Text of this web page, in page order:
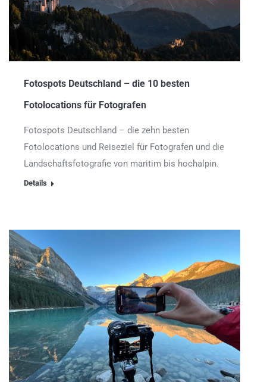
Fotospots Deutschland – die 10 besten
Fotolocations für Fotografen
Fotospots Deutschland – die zehn besten
Fotolocations und Reiseziel für Fotografen und die
Landschaftsfotografie von maritim bis hochalpin.
Details